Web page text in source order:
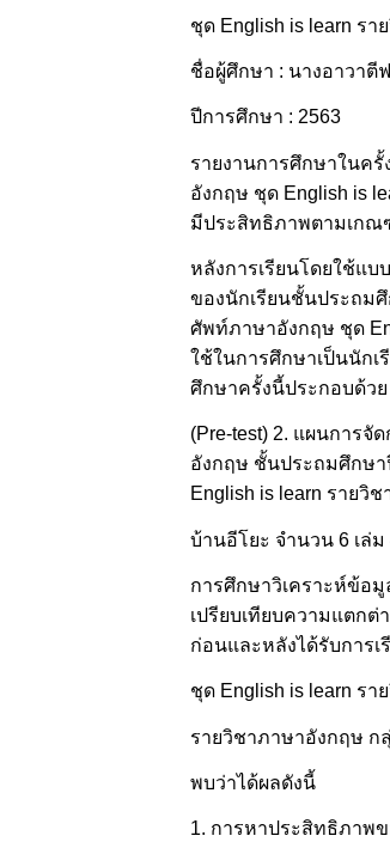
ชุด English is learn ร
ชื่อผู้ศึกษา : นางอาวาตี
ปีการศึกษา : 2563
รายงานการศึกษาในค
อังกฤษ ชุด English is
มีประสิทธิภาพตามเกณฑ์
หลังการเรียนโดยใช้แ
ของนักเรียนชั้นประถม
ศัพท์ภาษาอังกฤษ ชุด
ใช้ในการศึกษาเป็นนักเ
ศึกษาครั้งนี้ประกอบด้ว
(Pre-test) 2. แผนการจั
อังกฤษ ชั้นประถมศึกษ
English is learn รายวิ
บ้านอีโยะ จำนวน 6 เล่
การศึกษาวิเคราะห์ข้อมู
เปรียบเทียบความแตกต่
ก่อนและหลังได้รับการ
ชุด English is learn ร
รายวิชาภาษาอังกฤษ ก
พบว่าได้ผลดังนี้
1. การหาประสิทธิภาพ